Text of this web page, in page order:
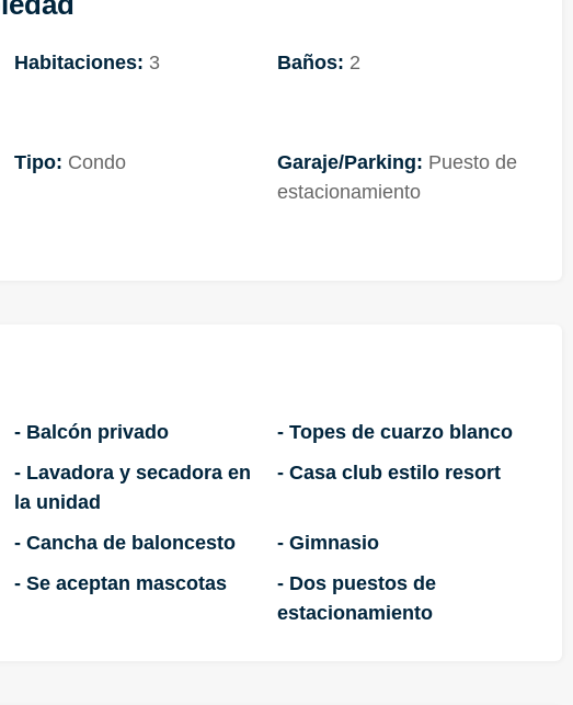
Habitaciones: 3 Baños: 2
Tipo: Condo Garaje/Parking: Puesto de
estacionamiento
- Balcón privado
- Topes de cuarzo blanco
- Lavadora y secadora en
la unidad
- Casa club estilo resort
- Cancha de baloncesto
- Gimnasio
- Se aceptan mascotas
- Dos puestos de
estacionamiento